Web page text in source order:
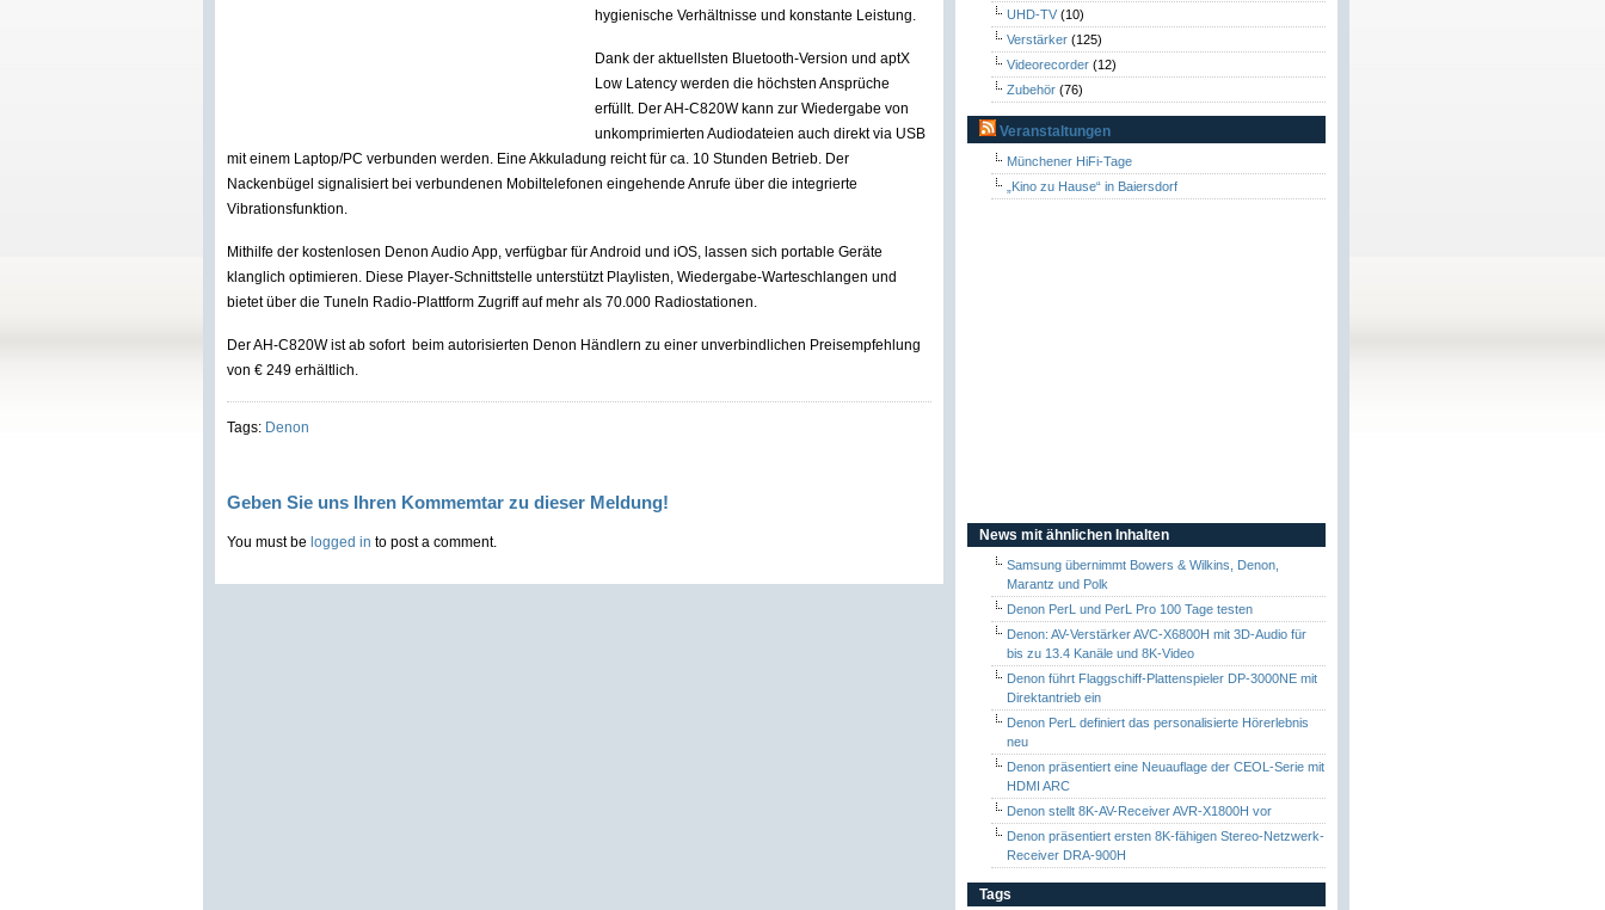
hygienische Verhältnisse und konstante Leistung.
Dank der aktuellsten Bluetooth-Version und aptX
Low Latency werden die höchsten Ansprüche
erfüllt. Der AH-C820W kann zur Wiedergabe von
unkomprimierten Audiodateien auch direkt via USB
mit einem Laptop/PC verbunden werden. Eine Akkuladung reicht für ca. 10 Stunden Betrieb. Der
Nackenbügel signalisiert bei verbundenen Mobiltelefonen eingehende Anrufe über die integrierte
Vibrationsfunktion.
Mithilfe der kostenlosen Denon Audio App, verfügbar für Android und iOS, lassen sich portable Geräte
klanglich optimieren. Diese Player-Schnittstelle unterstützt Playlisten, Wiedergabe-Warteschlangen und
bietet über die TuneIn Radio-Plattform Zugriff auf mehr als 70.000 Radiostationen.
Der AH-C820W ist ab sofort beim autorisierten Denon Händlern zu einer unverbindlichen Preisempfehlung
von € 249 erhältlich.
Tags: Denon
Geben Sie uns Ihren Kommemtar zu dieser Meldung!
You must be logged in to post a comment.
UHD-TV (10)
Verstärker (125)
Videorecorder (12)
Zubehör (76)
Veranstaltungen
Münchener HiFi-Tage
„Kino zu Hause“ in Baiersdorf
News mit ähnlichen Inhalten
Samsung übernimmt Bowers & Wilkins, Denon,
Marantz und Polk
Denon PerL und PerL Pro 100 Tage testen
Denon: AV-Verstärker AVC-X6800H mit 3D-Audio für
bis zu 13.4 Kanäle und 8K-Video
Denon führt Flaggschiff-Plattenspieler DP-3000NE mit
Direktantrieb ein
Denon PerL definiert das personalisierte Hörerlebnis
neu
Denon präsentiert eine Neuauflage der CEOL-Serie mit
HDMI ARC
Denon stellt 8K-AV-Receiver AVR-X1800H vor
Denon präsentiert ersten 8K-fähigen Stereo-Netzwerk-
Receiver DRA-900H
Tags